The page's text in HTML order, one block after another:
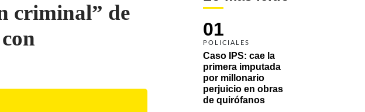
01
POLICIALES
Caso IPS: cae la
primera imputada
por millonario
perjuicio en obras
de quirófanos
criminal” de